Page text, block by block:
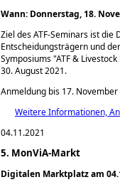
Wann: Donnerstag, 18.
Ziel des ATF-Seminars ist
Entscheidungsträgern und
Symposiums ATF &
30. August 2021.
Anmeldung bis 17.
Weitere Informationen,
04.11.2021
5. MonViA-Markt
Digitalen Marktplatz am